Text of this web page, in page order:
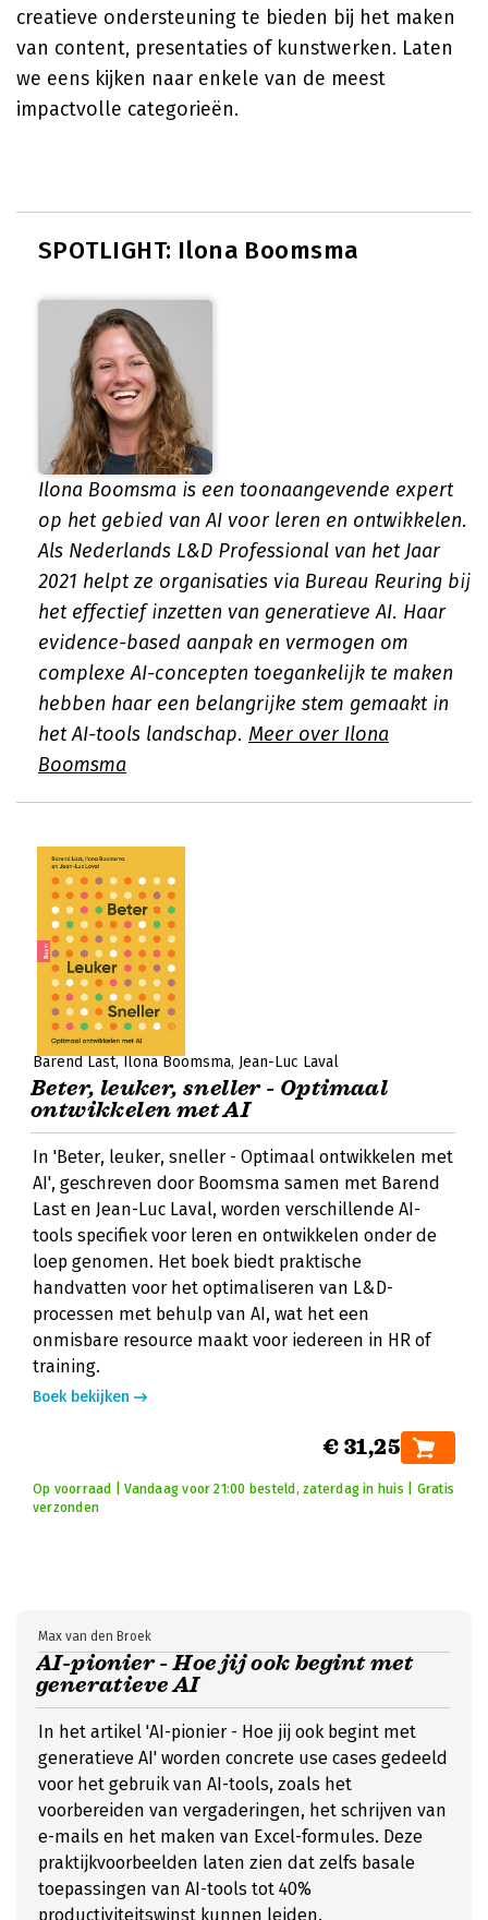
creatieve ondersteuning te bieden bij het maken
van content, presentaties of kunstwerken. Laten
we eens kijken naar enkele van de meest
impactvolle categorieën.
SPOTLIGHT: Ilona Boomsma
Ilona Boomsma is een toonaangevende expert
op het gebied van AI voor leren en ontwikkelen.
Als Nederlands L&D Professional van het Jaar
2021 helpt ze organisaties via Bureau Reuring bij
het effectief inzetten van generatieve AI. Haar
evidence-based aanpak en vermogen om
complexe AI-concepten toegankelijk te maken
hebben haar een belangrijke stem gemaakt in
het AI-tools landschap. Meer over Ilona
Boomsma
Barend Last Ilona Boomsma Jean-Luc Laval
Beter, leuker, sneller - Optimaal
ontwikkelen met AI
In 'Beter, leuker, sneller - Optimaal ontwikkelen met
AI', geschreven door Boomsma samen met Barend
Last en Jean-Luc Laval, worden verschillende AI-
tools specifiek voor leren en ontwikkelen onder de
loep genomen. Het boek biedt praktische
handvatten voor het optimaliseren van L&D-
processen met behulp van AI, wat het een
onmisbare resource maakt voor iedereen in HR of
training.
Boek bekijken
€ 31,25
Op voorraad | Vandaag voor 21:00 besteld, zaterdag in huis | Gratis
verzonden
AI-pionier - Hoe jij ook begint met
generatieve AI
Max van den Broek
In het artikel 'AI-pionier - Hoe jij ook begint met
generatieve AI' worden concrete use cases gedeeld
voor het gebruik van AI-tools, zoals het
voorbereiden van vergaderingen, het schrijven van
e-mails en het maken van Excel-formules. Deze
praktijkvoorbeelden laten zien dat zelfs basale
toepassingen van AI-tools tot 40%
productiviteitswinst kunnen leiden.